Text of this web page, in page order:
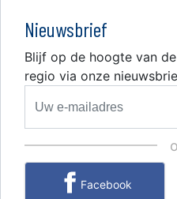
Nieuwsbrief
Blijf op de hoogte van
regio via onze
Facebook